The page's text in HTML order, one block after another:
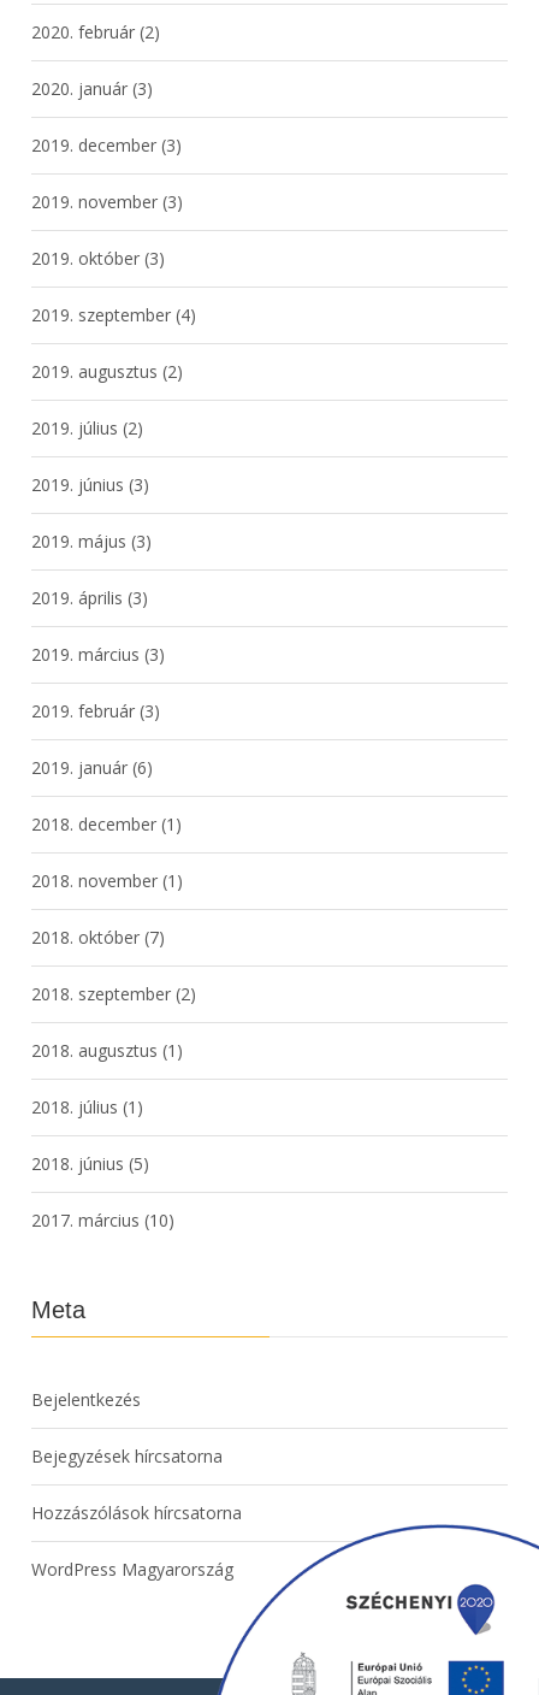
2020. február (2)
2020. január (3)
2019. december (3)
2019. november (3)
2019. október (3)
2019. szeptember (4)
2019. augusztus (2)
2019. július (2)
2019. június (3)
2019. május (3)
2019. április (3)
2019. március (3)
2019. február (3)
2019. január (6)
2018. december (1)
2018. november (1)
2018. október (7)
2018. szeptember (2)
2018. augusztus (1)
2018. július (1)
2018. június (5)
2017. március (10)
Meta
Bejelentkezés
Bejegyzések hírcsatorna
Hozzászólások hírcsatorna
WordPress Magyarország